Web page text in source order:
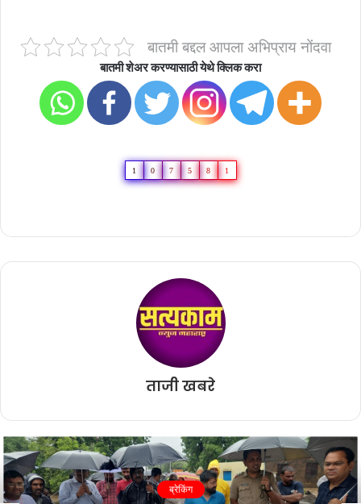
बातमी बद्दल आपला अभिप्राय नोंदवा
बातमी शेअर करण्यासाठी येथे क्लिक करा
1 0 7 5 8 1
ताजी खबरे
ब्रेकिंग